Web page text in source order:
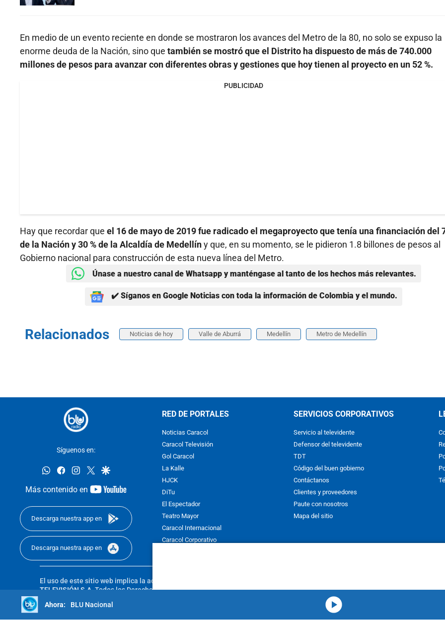
En medio de un evento reciente en donde se mostraron los avances del Metro de la 80, no solo se expuso la
enorme deuda de la Nación, sino que también se mostró que el Distrito ha dispuesto de más de 740.000
millones de pesos para avanzar con diferentes obras y gestiones que hoy tienen al proyecto en un 52 %.
PUBLICIDAD
Hay que recordar que el 16 de mayo de 2019 fue radicado el megaproyecto que tenía una financiación del
de la Nación y 30 % de la Alcaldía de Medellíny que, en su momento, se le pidieron 1.8 billones de pesos al
Gobierno nacional para construcción de esta nueva línea del Metro.
Únase a nuestro canal de Whatsapp y manténgase al tanto de los hechos más relevantes.
✔️ Síganos en Google Noticias con toda la información de Colombia y el mundo.
Relacionados Noticias de hoy Valle de Aburrá Medellín Metro de Medellín
Síguenos en:
whatsappfacebookinstagram
twittergoogle
Más contenido en
youtube-
Descarga nuestra app en
Descarga nuestra app en
RED DE PORTALES
Noticias Caracol
Caracol Televisión
Gol Caracol
La Kalle
HJCK
DiTu
El Espectador
Teatro Mayor
Caracol Internacional
Caracol Corporativo
SERVICIOS CORPORATIVOS
Servicio al televidente
Defensor del televidente
TDT
Código del buen gobierno
Contáctanos
Clientes y proveedores
Paute con nosotros
Mapa del sitio
El uso de este sitio web implica la aceptación de los
TELEVISIÓN S.A.Todos los Derechos Reservados D.R.A. Prohibida su reproducción total o parcial, así como su traducción a
sin autorización escrita de su titular. Reproduction in whole or in part, or translation without written permission is prohibited. All
reserved 2025.BLU Nacional